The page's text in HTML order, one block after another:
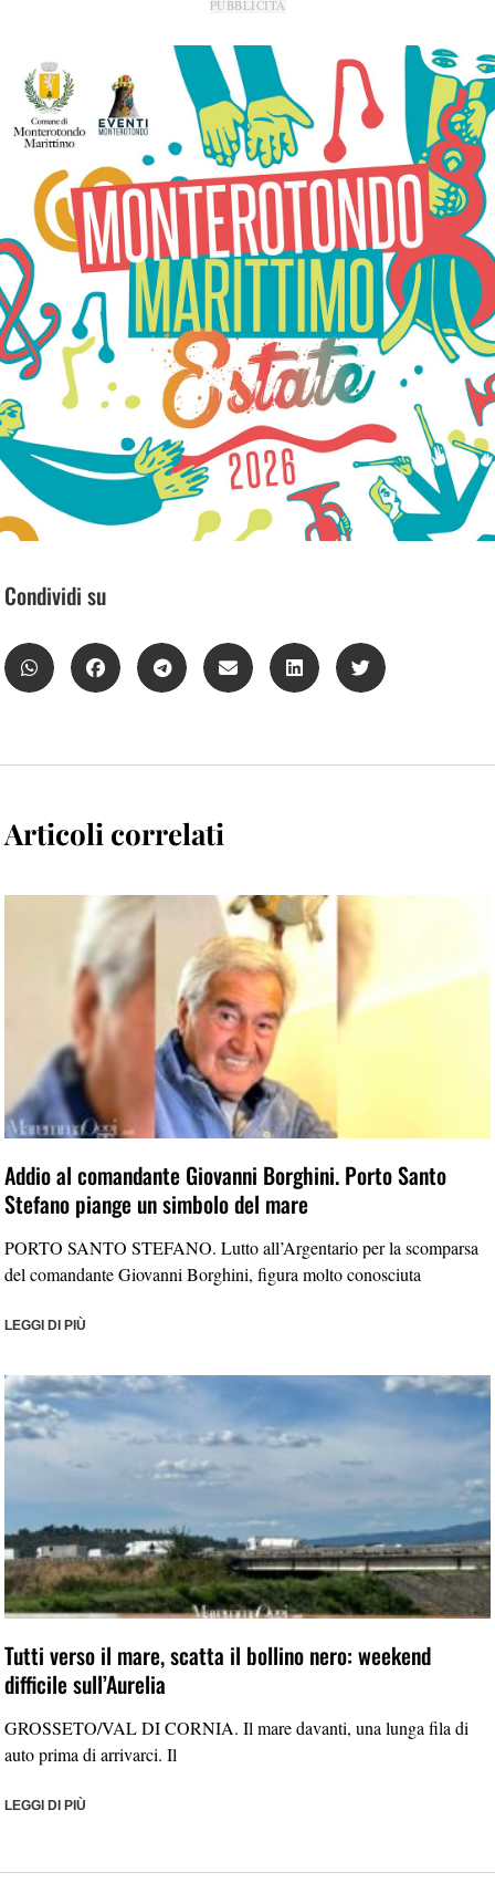
PUBBLICITÀ
Condividi su
Articoli correlati
Addio al comandante Giovanni Borghini. Porto Santo
Stefano piange un simbolo del mare
PORTO SANTO STEFANO. Lutto all’Argentario per la scomparsa
del comandante Giovanni Borghini, figura molto conosciuta
LEGGI DI PIÙ
Tutti verso il mare, scatta il bollino nero: weekend
difficile sull’Aurelia
GROSSETO/VAL DI CORNIA. Il mare davanti, una lunga fila di
auto prima di arrivarci. Il
LEGGI DI PIÙ